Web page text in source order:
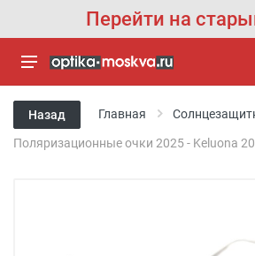
Перейти на
Назад Главная
Поляризационные очки 2025 - Keluona